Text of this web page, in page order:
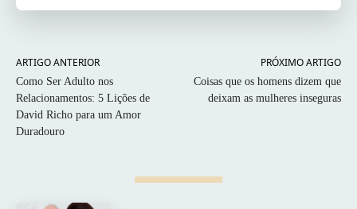
ARTIGO ANTERIOR
Como Ser Adulto nos
Relacionamentos: 5 Lições de
David Richo para um Amor
Duradouro
PRÓXIMO ARTIGO
Coisas que os homens dizem que
deixam as mulheres inseguras